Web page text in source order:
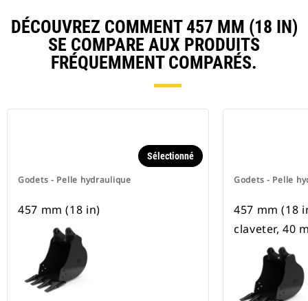
DÉCOUVREZ COMMENT 457 MM (18 IN)
SE COMPARE AUX PRODUITS
FRÉQUEMMENT COMPARÉS.
Godets - Pelle hydraulique
Sélectionné
457 mm (18 in)
Godets - Pelle
457 mm (18
claveter, 40